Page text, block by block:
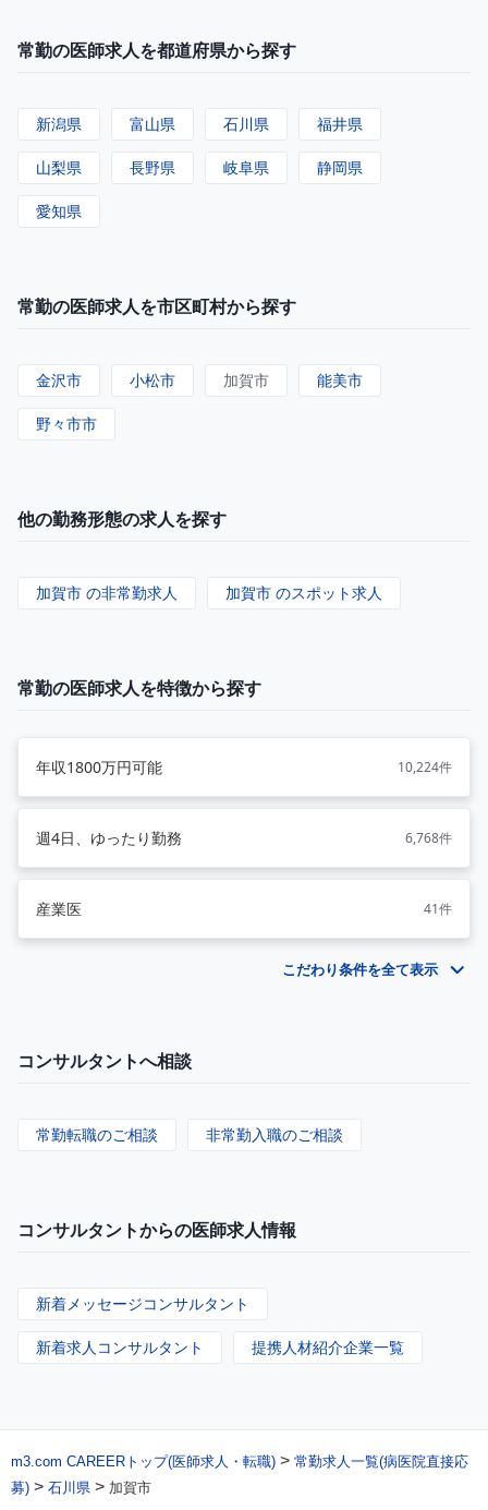
常勤の医師求人を都道府県から探す
新潟県 富山県 石川県 福井県
山梨県 長野県 岐阜県 静岡県
愛知県
常勤の医師求人を市区町村から探す
金沢市 小松市 加賀市 能美市
野々市市
他の勤務形態の求人を探す
加賀市 の非常勤求人 加賀市 のスポット求人
常勤の医師求人を特徴から探す
年収1800万円可能 10,224件
週4日、ゆったり勤務 6,768件
産業医 41件
こだわり条件を全て表示
コンサルタントへ相談
常勤転職のご相談 非常勤入職のご相談
コンサルタントからの医師求人情報
新着メッセージコンサルタント
新着求人コンサルタント 提携人材紹介企業一覧
m3.com CAREERトップ(医師求人・転職) > 常勤求人一覧(病医院直接応
募) > 石川県 > 加賀市